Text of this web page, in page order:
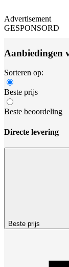
Advertisement
GESPONSORD
Aanbiedingen
Sorteren op:
Beste prijs
Beste beoordeling
Directe levering
Beste prijs